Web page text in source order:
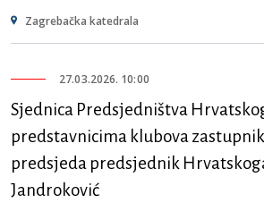
Zagrebačka katedrala
27.03.2026. 10:00
Sjednica Predsjedništva
predstavnicima klubova
predsjeda predsjednik
Jandroković